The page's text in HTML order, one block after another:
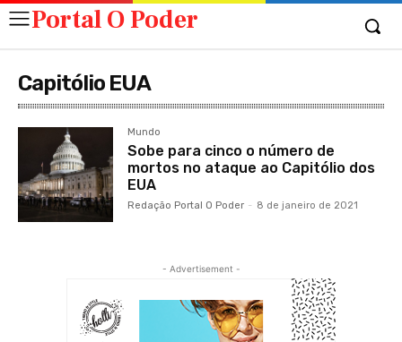
Portal O Poder
Capitólio EUA
Mundo
Sobe para cinco o número de
mortos no ataque ao Capitólio dos
EUA
Redação Portal O Poder - 8 de janeiro de 2021
- Advertisement -